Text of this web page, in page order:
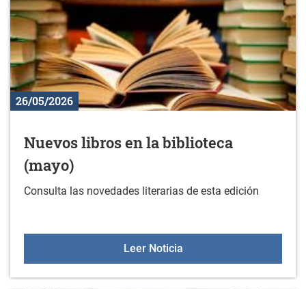
26/05/2026
Nuevos libros en la biblioteca
(mayo)
Consulta las novedades literarias de esta edición
Leer NoticiaNuevos libros en la